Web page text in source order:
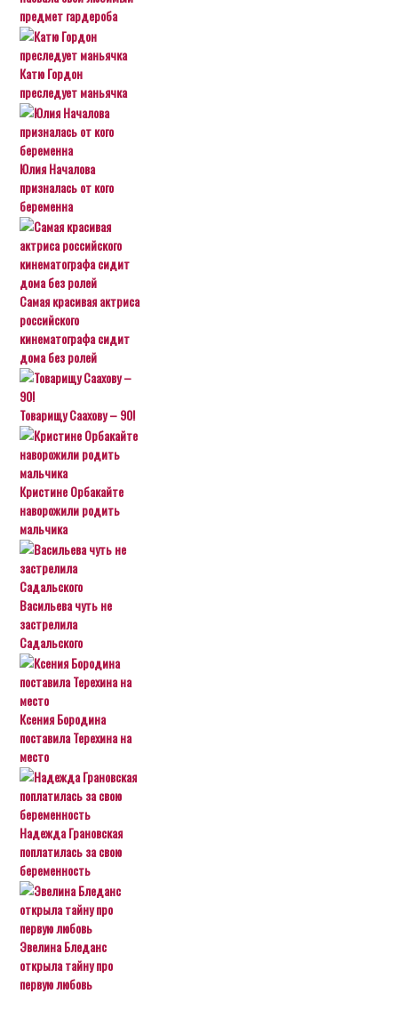
предмет гардероба
Катю Гордон
преследует маньячка
Юлия Началова
призналась от кого
беременна
Самая красивая актриса
российского
кинематографа сидит
дома без ролей
Товарищу Саахову – 90!
Кристине Орбакайте
наворожили родить
мальчика
Васильева чуть не
застрелила
Садальского
Ксения Бородина
поставила Терехина на
место
Надежда Грановская
поплатилась за свою
беременность
Эвелина Бледанс
открыла тайну про
первую любовь